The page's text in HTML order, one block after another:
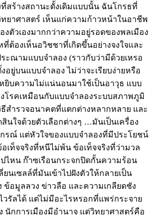
สร้างสถานะดั้งเดิมแบบนั้น ฉันโกรธที่
ยาศาสตร์ เห็นแก่ความก้าวหน้าในอาชีพ
งตัวเองมากกว่าความอยู่รอดของพลเมือง
ต้องเห็นอวิชชาที่เกิดขึ้นอย่างจงใจและ
ะณามแบบจำลอง (ราวกับว่ามีด้วยเหรอ
อยู่บนแบบจำลอง ไม่ว่าจะเรียบง่ายหรือ
ยิบความไม่แน่นอนมาใช้เป็นอาวุธ แบบ
โรคเหมือนกับแบบจำลองระบบสภาพภูมิ
สำรวจอนาคตที่แตกต่างหลากหลาย และ
นใจด้วยตัวเลือกต่างๆ …มันเป็นเครื่อง
รณ์ แต่หัวใจของแบบจำลองที่มีประโยชน์
เท็จจริงที่หนีไม่พ้น ข้อเท็จจริงที่ว่ามวล
ไหน ก๊าซเรือนกระจกปิดกั้นความร้อน
ยนเซลล์ที่มันเข้าไปฝังตัวให้กลายเป็น
ข้อมูลลวง ข่าวลือ และความเกลียดชัง
วรัลได้ แต่ไม่มีอะไรหรอกที่แพร่กระจาย
ง นักการเมืองมีอำนาจ แต่วิทยาศาสตร์คือ